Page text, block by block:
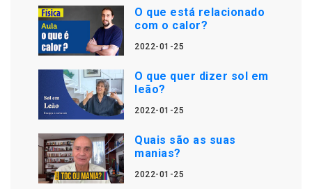
O que está relacionado
com o calor?
2022-01-25
O que quer dizer sol em
leão?
2022-01-25
Quais são as suas
manias?
2022-01-25